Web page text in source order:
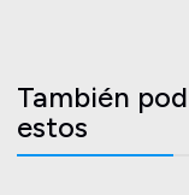
También
estos